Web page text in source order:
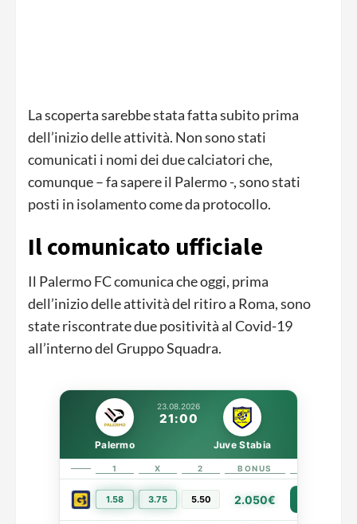
La scoperta sarebbe stata fatta subito prima
dell’inizio delle attività. Non sono stati
comunicati i nomi dei due calciatori che,
comunque – fa sapere il Palermo -, sono stati
posti in isolamento come da protocollo.
Il comunicato ufficiale
Il Palermo FC comunica che oggi, prima
dell’inizio delle attività del ritiro a Roma, sono
state riscontrate due positività al Covid-19
all’interno del Gruppo Squadra.
23.08.2026
21:00
Palermo Juve Stabia
1 X 2 BONUS
1.58 3.75 5.50 2.050€